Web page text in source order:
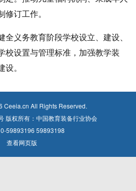
订工作。
义务教育阶段学校设立、建设、
校设置与管理标准，加强教学装
。
Ceeia.cn All Rights Reserved.
版权所有：中国教育装备行业协会
59893196 59893198
查看网页版